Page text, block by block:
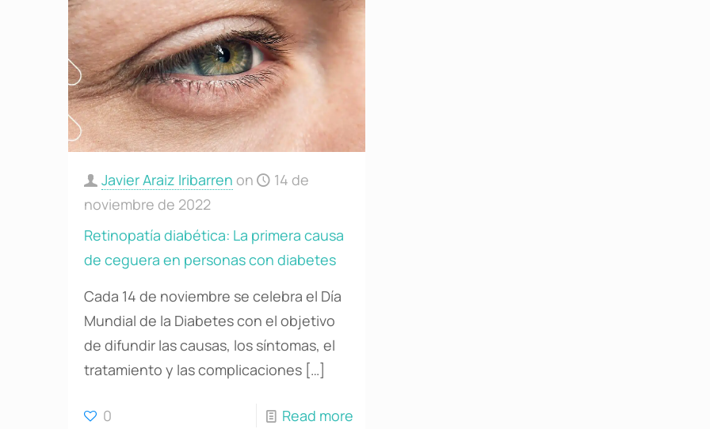
Javier Araiz Iribarren on
14 de
noviembre de 2022
Retinopatía diabética: La primera causa
de ceguera en personas con diabetes
Cada 14 de noviembre se celebra el Día
Mundial de la Diabetes con el objetivo
de difundir las causas, los síntomas, el
tratamiento y las complicaciones[…]
0 Read more